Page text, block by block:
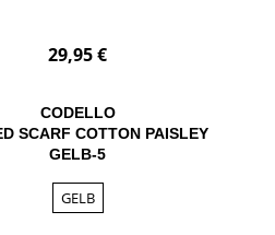
29,95 €
CODELLO
SCARF COTTON PAISLEY
GELB-5
GELB